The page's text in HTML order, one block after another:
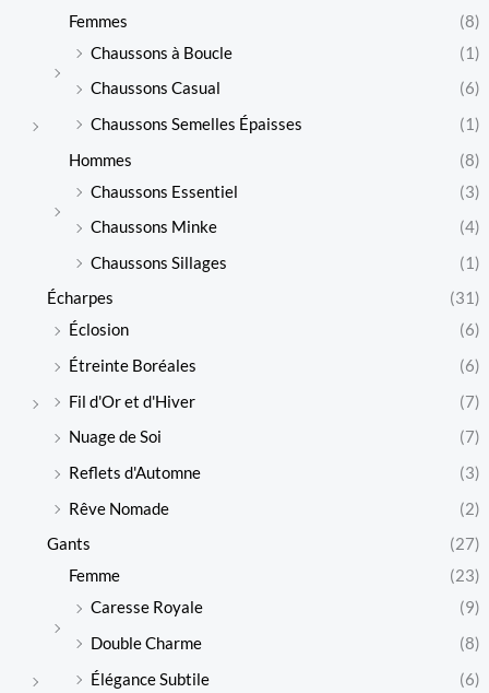
Femmes
(8)
Chaussons à Boucle
(1)
Chaussons Casual
(6)
Chaussons Semelles Épaisses
(1)
Hommes
(8)
Chaussons Essentiel
(3)
Chaussons Minke
(4)
Chaussons Sillages
(1)
Écharpes
(31)
Éclosion
(6)
Étreinte Boréales
(6)
Fil d'Or et d'Hiver
(7)
Nuage de Soi
(7)
Reflets d'Automne
(3)
Rêve Nomade
(2)
Gants
(27)
Femme
(23)
Caresse Royale
(9)
Double Charme
(8)
Élégance Subtile
(6)